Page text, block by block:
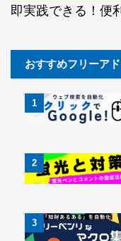
即実践できる！便
おすすめフリーア
1
2
3